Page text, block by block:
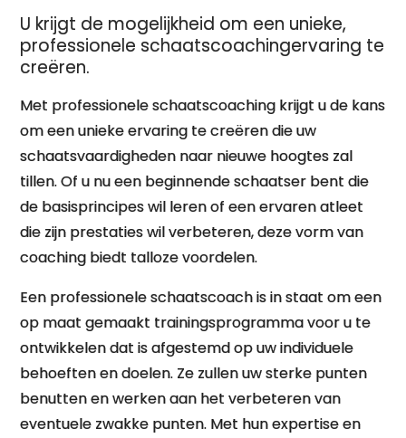
U krijgt de mogelijkheid om een unieke,
professionele schaatscoachingervaring te
creëren.
Met professionele schaatscoaching krijgt u de kans
om een unieke ervaring te creëren die uw
schaatsvaardigheden naar nieuwe hoogtes zal
tillen. Of u nu een beginnende schaatser bent die
de basisprincipes wil leren of een ervaren atleet
die zijn prestaties wil verbeteren, deze vorm van
coaching biedt talloze voordelen.
Een professionele schaatscoach is in staat om een
op maat gemaakt trainingsprogramma voor u te
ontwikkelen dat is afgestemd op uw individuele
behoeften en doelen. Ze zullen uw sterke punten
benutten en werken aan het verbeteren van
eventuele zwakke punten. Met hun expertise en